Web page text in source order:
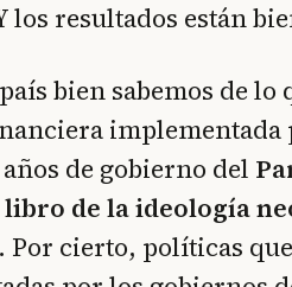
los resultados están
bien sabemos de lo
implementada
de gobierno del
de la ideología
. Por cierto, políticas